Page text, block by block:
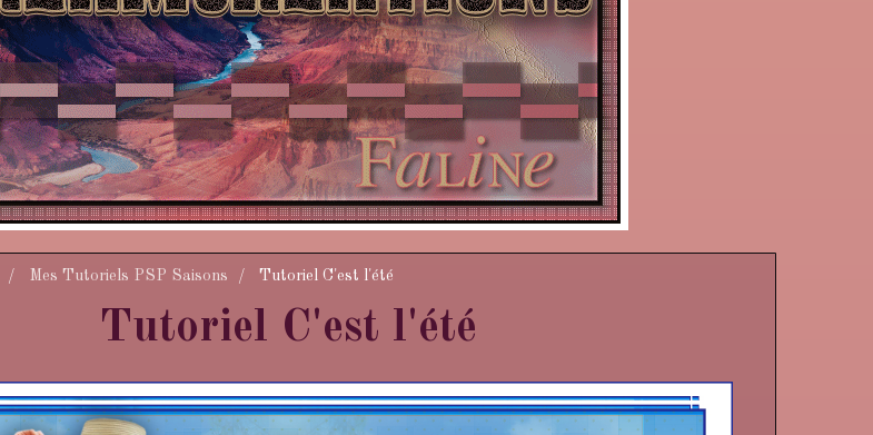
Mes Tutoriels PSP Saisons Tutoriel C'est l'été
Tutoriel C'est l'été